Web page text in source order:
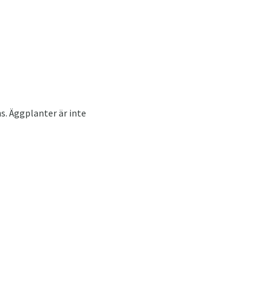
Äggplanter är inte